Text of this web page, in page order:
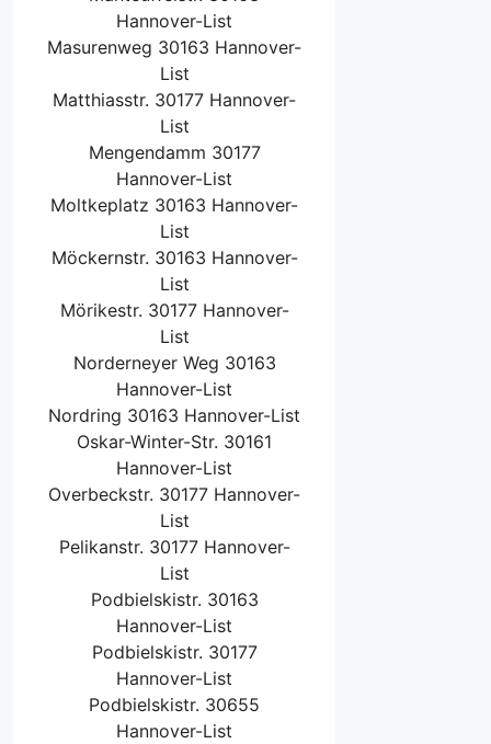
Hannover-List
Masurenweg 30163 Hannover-
List
Matthiasstr. 30177 Hannover-
List
Mengendamm 30177
Hannover-List
Moltkeplatz 30163 Hannover-
List
Möckernstr. 30163 Hannover-
List
Mörikestr. 30177 Hannover-
List
Norderneyer Weg 30163
Hannover-List
Nordring 30163 Hannover-List
Oskar-Winter-Str. 30161
Hannover-List
Overbeckstr. 30177 Hannover-
List
Pelikanstr. 30177 Hannover-
List
Podbielskistr. 30163
Hannover-List
Podbielskistr. 30177
Hannover-List
Podbielskistr. 30655
Hannover-List